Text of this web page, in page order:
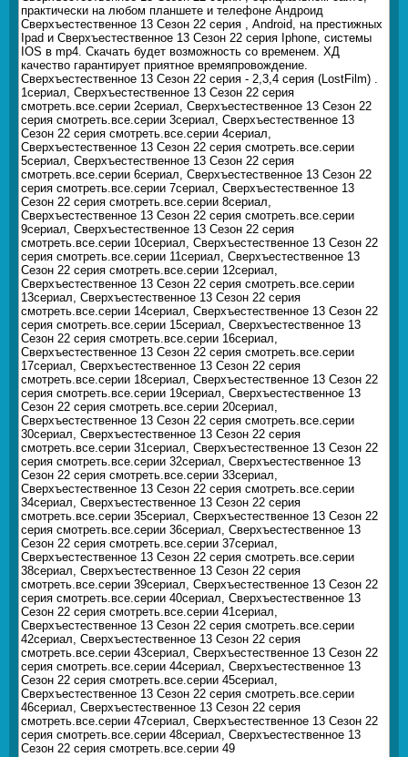
практически на любом планшете и телефоне Андроид
Сверхъестественное 13 Сезон 22 серия , Android, на престижных
Ipad и Сверхъестественное 13 Сезон 22 серия Iphone, системы
IOS в mp4. Скачать будет возможность со временем. ХД
качество гарантирует приятное времяпровождение.
Сверхъестественное 13 Сезон 22 серия - 2,3,4 серия (LostFilm) .
1сериал, Сверхъестественное 13 Сезон 22 серия
смотреть.все.серии 2сериал, Сверхъестественное 13 Сезон 22
серия смотреть.все.серии 3сериал, Сверхъестественное 13
Сезон 22 серия смотреть.все.серии 4сериал,
Сверхъестественное 13 Сезон 22 серия смотреть.все.серии
5сериал, Сверхъестественное 13 Сезон 22 серия
смотреть.все.серии 6сериал, Сверхъестественное 13 Сезон 22
серия смотреть.все.серии 7сериал, Сверхъестественное 13
Сезон 22 серия смотреть.все.серии 8сериал,
Сверхъестественное 13 Сезон 22 серия смотреть.все.серии
9сериал, Сверхъестественное 13 Сезон 22 серия
смотреть.все.серии 10сериал, Сверхъестественное 13 Сезон 22
серия смотреть.все.серии 11сериал, Сверхъестественное 13
Сезон 22 серия смотреть.все.серии 12сериал,
Сверхъестественное 13 Сезон 22 серия смотреть.все.серии
13сериал, Сверхъестественное 13 Сезон 22 серия
смотреть.все.серии 14сериал, Сверхъестественное 13 Сезон 22
серия смотреть.все.серии 15сериал, Сверхъестественное 13
Сезон 22 серия смотреть.все.серии 16сериал,
Сверхъестественное 13 Сезон 22 серия смотреть.все.серии
17сериал, Сверхъестественное 13 Сезон 22 серия
смотреть.все.серии 18сериал, Сверхъестественное 13 Сезон 22
серия смотреть.все.серии 19сериал, Сверхъестественное 13
Сезон 22 серия смотреть.все.серии 20сериал,
Сверхъестественное 13 Сезон 22 серия смотреть.все.серии
30сериал, Сверхъестественное 13 Сезон 22 серия
смотреть.все.серии 31сериал, Сверхъестественное 13 Сезон 22
серия смотреть.все.серии 32сериал, Сверхъестественное 13
Сезон 22 серия смотреть.все.серии 33сериал,
Сверхъестественное 13 Сезон 22 серия смотреть.все.серии
34сериал, Сверхъестественное 13 Сезон 22 серия
смотреть.все.серии 35сериал, Сверхъестественное 13 Сезон 22
серия смотреть.все.серии 36сериал, Сверхъестественное 13
Сезон 22 серия смотреть.все.серии 37сериал,
Сверхъестественное 13 Сезон 22 серия смотреть.все.серии
38сериал, Сверхъестественное 13 Сезон 22 серия
смотреть.все.серии 39сериал, Сверхъестественное 13 Сезон 22
серия смотреть.все.серии 40сериал, Сверхъестественное 13
Сезон 22 серия смотреть.все.серии 41сериал,
Сверхъестественное 13 Сезон 22 серия смотреть.все.серии
42сериал, Сверхъестественное 13 Сезон 22 серия
смотреть.все.серии 43сериал, Сверхъестественное 13 Сезон 22
серия смотреть.все.серии 44сериал, Сверхъестественное 13
Сезон 22 серия смотреть.все.серии 45сериал,
Сверхъестественное 13 Сезон 22 серия смотреть.все.серии
46сериал, Сверхъестественное 13 Сезон 22 серия
смотреть.все.серии 47сериал, Сверхъестественное 13 Сезон 22
серия смотреть.все.серии 48сериал, Сверхъестественное 13
Сезон 22 серия смотреть.все.серии 49